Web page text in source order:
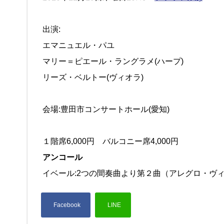
出演:
エマニュエル・パユ
マリー＝ピエール・ラングラメ(ハープ)
リーズ・ベルトー(ヴィオラ)
会場:豊田市コンサートホール(愛知)
１階席6,000円 バルコニー席4,000円
アンコール
イベール:2つの間奏曲より第２曲（アレグロ・ヴィ